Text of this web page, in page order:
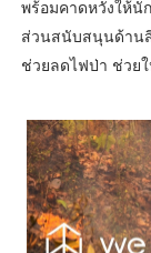
พร้อมคาดหวังให้นั
ส่วนสนับสนุนด้าน
ช่วยลดไฟป่า ช่วย